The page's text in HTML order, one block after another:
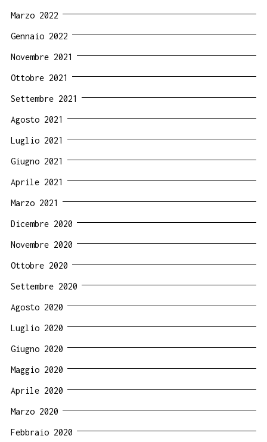
Marzo 2022
Gennaio 2022
Novembre 2021
Ottobre 2021
Settembre 2021
Agosto 2021
Luglio 2021
Giugno 2021
Aprile 2021
Marzo 2021
Dicembre 2020
Novembre 2020
Ottobre 2020
Settembre 2020
Agosto 2020
Luglio 2020
Giugno 2020
Maggio 2020
Aprile 2020
Marzo 2020
Febbraio 2020